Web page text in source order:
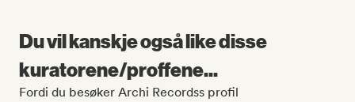
Du vil kanskje også like disse
kuratorene/proffene...
Fordi du besøker Archi Recordss profil